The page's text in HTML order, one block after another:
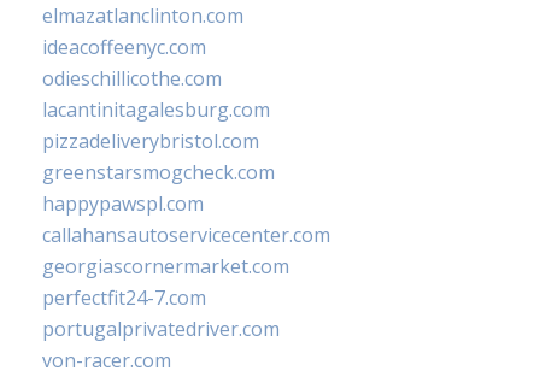
elmazatlanclinton.com
ideacoffeenyc.com
odieschillicothe.com
lacantinitagalesburg.com
pizzadeliverybristol.com
greenstarsmogcheck.com
happypawspl.com
callahansautoservicecenter.com
georgiascornermarket.com
perfectfit24-7.com
portugalprivatedriver.com
von-racer.com